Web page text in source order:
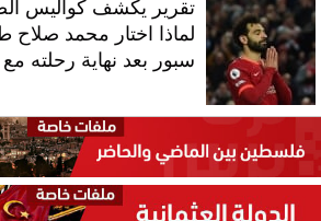
تقرير يكشف كواليس
لماذا اختار محمد صلاح
سبور بعد نهاية رحلته